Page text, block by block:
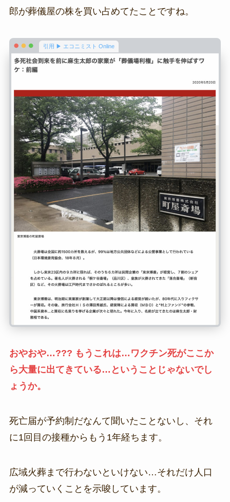
郎が葬儀屋の株を買い占めてたことですね。
引用 ▶ エコニミスト Online
おやおや…??? もうこれは…ワクチン死がここか
ら大量に出てきている…ということじゃないでし
ょうか。
死亡届が予約制だなんて聞いたことないし、それ
に1回目の接種からもう1年経ちます。
広域火葬まで行わないといけない…それだけ人口
が減っていくことを示唆しています。